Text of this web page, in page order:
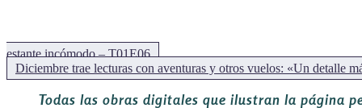
estante incómodo – T01E06
Siguiente:
Diciembre trae lecturas con aventuras y otros vuelos: «Un detalle
Todas las obras digitales que ilustran la página